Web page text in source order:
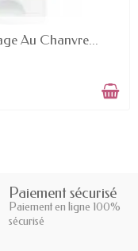
Au Chanvre...
Paiement sécurisé
Paiement en ligne 100%
sécurisé